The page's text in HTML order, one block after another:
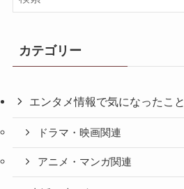
カテゴリー
エンタメ情報で気になったこと
ドラマ・映画関連
アニメ・マンガ関連